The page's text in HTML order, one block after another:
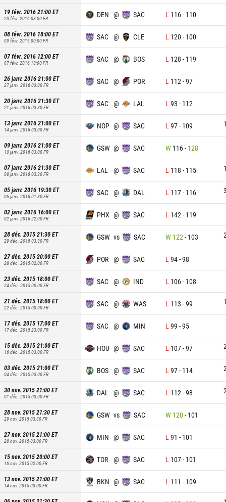
19 févr. 2016 21:00ET
20 févr. 2016 03:00FR DEN @ SAC L 116- 110
08 févr. 2016 18:00ET
09 févr. 2016 00:00FR SAC @ CLE L 120- 100
07 févr. 2016 12:00ET
07 févr. 2016 18:00FR SAC @ BOS L 128 - 119
26 janv. 2016 21:00ET
27 janv. 2016 03:00FR SAC @ POR L 112 -97
20 janv. 2016 21:30ET
21 janv. 2016 03:30FR SAC @ LAL L 93 - 112
13 janv. 2016 21:00ET
14 janv. 2016 03:00FR NOP @ SAC L 97- 109
09 janv. 2016 21:00ET
10 janv. 2016 03:00FR GSW @ SAC W 116- 128
07 janv. 2016 21:30ET
08 janv. 2016 03:30FR LAL @ SAC L 118 - 115
05 janv. 2016 19:30ET
06 janv. 2016 01:30FR SAC @ DAL L 117- 116
02 janv. 2016 16:00ET
02 janv. 2016 22:00FR PHX @ SAC L 142 - 119
28 déc. 2015 21:30ET
29 déc. 2015 03:30FR GSW vs SAC W 122 - 103
27 déc. 2015 20:00ET
28 déc. 2015 02:00FR POR @ SAC L 94-98
23 déc. 2015 18:00ET
24 déc. 2015 00:00FR SAC @ IND L 106- 108
21 déc. 2015 18:00ET
22 déc. 2015 00:00FR SAC @ WAS L 113 -99
17 déc. 2015 17:00ET
17 déc. 2015 23:00FR SAC @ MIN L 99 -95
15 déc. 2015 21:00ET
16 déc. 2015 03:00FR HOU @ SAC L 107-97
03 déc. 2015 21:00ET
04 déc. 2015 03:00FR BOS @ SAC L 97- 114
30 nov. 2015 21:00ET
01 déc. 2015 03:00FR DAL @ SAC L 112 -98
28 nov. 2015 21:30ET
29 nov. 2015 03:30FR GSW vs SAC W 120- 101
27 nov. 2015 21:00ET
28 nov. 2015 03:00FR MIN @ SAC L 91 - 101
15 nov. 2015 20:00ET
16 nov. 2015 02:00FR TOR @ SAC L 107- 101
13 nov. 2015 21:00ET
14 nov. 2015 03:00FR BKN @ SAC L 111 - 109